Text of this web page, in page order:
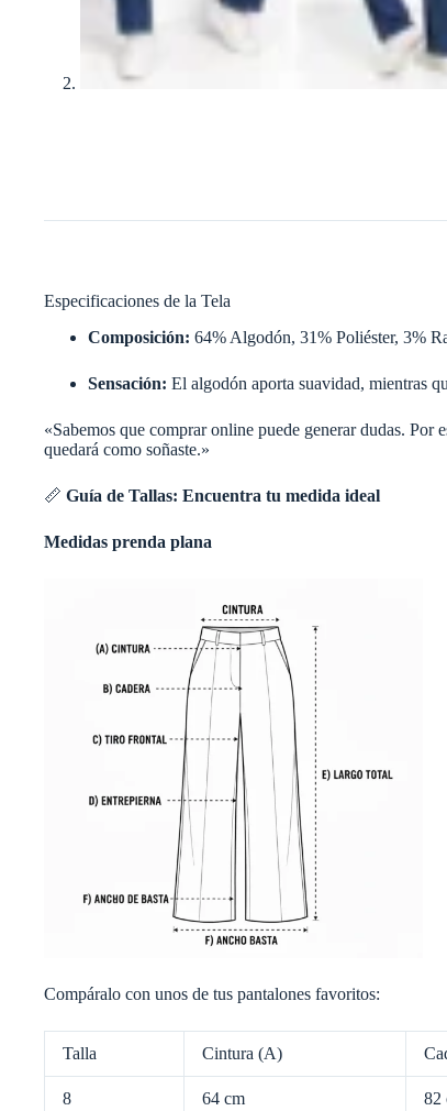
Especificaciones de la Tela
Composición: 64% Algodón, 31% Poliéster, 3%
Sensación: El algodón aporta suavidad, mientras
«Sabemos que comprar online puede generar dudas.
quedará como soñaste.»
📏 Guía de Tallas: Encuentra tu medida ideal
Medidas prenda plana
Compáralo con unos de tus pantalones favoritos:
Talla Cintura (A)
8 64 cm 82